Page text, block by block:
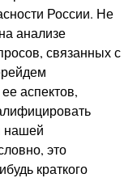
России. Не
анализе
связанных с
аспектов,
нашей
это
краткого